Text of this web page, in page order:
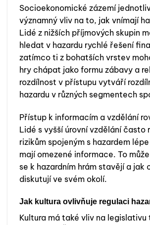
Socioekonomické zázemí
významný vliv na to, jak vnímají
Lidé z nižších příjmových skupin
hledat v hazardu rychlé řešení
zatímco ti z bohatších vrstev
hry chápat jako formu zábavy a
rozdílnost v přístupu vytváří
hazardu v různých segmentech
Přístup k informacím a vzdělání
Lidé s vyšší úrovní vzdělání často
rizikům spojeným s hazardem
mají omezené informace. To
se k hazardním hrám stavějí a jak
diskutují ve svém okolí.
Jak kultura ovlivňuje regulaci
Kultura má také vliv na legislativu